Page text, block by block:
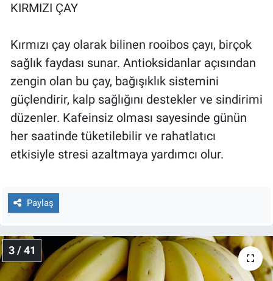
KIRMIZI ÇAY
Kırmızı çay olarak bilinen rooibos çayı, birçok
sağlık faydası sunar. Antioksidanlar açısından
zengin olan bu çay, bağışıklık sistemini
güçlendirir, kalp sağlığını destekler ve sindirimi
düzenler. Kafeinsiz olması sayesinde günün
her saatinde tüketilebilir ve rahatlatıcı
etkisiyle stresi azaltmaya yardımcı olur.
Paylaş
3 / 41
Canlı Yayın